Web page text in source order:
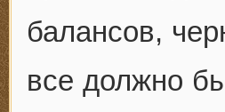
балансов,
все должно